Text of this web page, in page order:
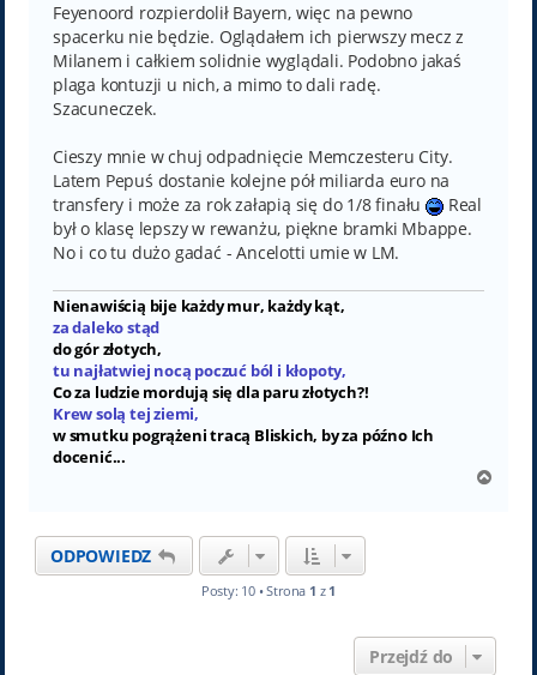
Feyenoord rozpierdolił Bayern, więc na pewno
spacerku nie będzie. Oglądałem ich pierwszy mecz z
Milanem i całkiem solidnie wyglądali. Podobno jakaś
plaga kontuzji u nich, a mimo to dali radę.
Szacuneczek.
Cieszy mnie w chuj odpadnięcie Memczesteru City.
Latem Pepuś dostanie kolejne pół miliarda euro na
transfery i może za rok załapią się do 1/8 finału
Real
był o klasę lepszy w rewanżu, piękne bramki Mbappe.
No i co tu dużo gadać - Ancelotti umie w LM.
Nienawiścią bije każdy mur, każdy kąt,
za daleko stąd
do gór złotych,
tu najłatwiej nocą poczuć ból i kłopoty,
Co za ludzie mordują się dla paru złotych?!
Krew solą tej ziemi,
w smutku pogrążeni tracą Bliskich, by za późno Ich
docenić...
ODPOWIEDZ
Posty: 10 • Strona 1 z 1
Przejdź do